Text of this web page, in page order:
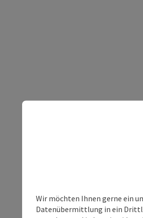
Wir möchten Ihnen gerne ein
Datenübermittlung in ein